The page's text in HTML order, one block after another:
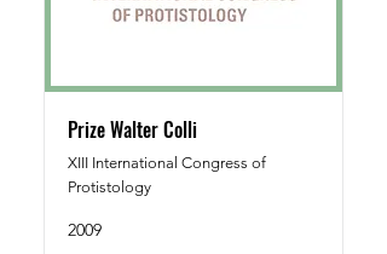
Prize Walter Colli
XIII International Congress of
Protistology
2009